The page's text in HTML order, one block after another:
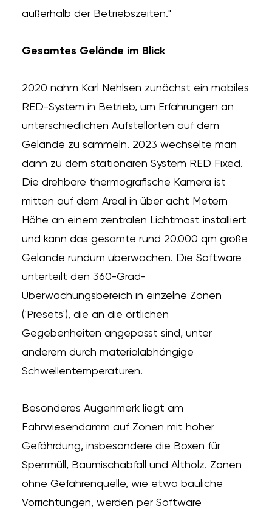
außerhalb der Betriebszeiten."
Gesamtes Gelände im Blick
2020 nahm Karl Nehlsen zunächst ein mobiles
RED-System in Betrieb, um Erfahrungen an
unterschiedlichen Aufstellorten auf dem
Gelände zu sammeln. 2023 wechselte man
dann zu dem stationären System RED Fixed.
Die drehbare thermografische Kamera ist
mitten auf dem Areal in über acht Metern
Höhe an einem zentralen Lichtmast installiert
und kann das gesamte rund 20.000 qm große
Gelände rundum überwachen. Die Software
unterteilt den 360-Grad-
Überwachungsbereich in einzelne Zonen
('Presets'), die an die örtlichen
Gegebenheiten angepasst sind, unter
anderem durch materialabhängige
Schwellentemperaturen.
Besonderes Augenmerk liegt am
Fahrwiesendamm auf Zonen mit hoher
Gefährdung, insbesondere die Boxen für
Sperrmüll, Baumischabfall und Altholz. Zonen
ohne Gefahrenquelle, wie etwa bauliche
Vorrichtungen, werden per Software